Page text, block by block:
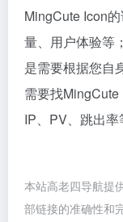
MingCute Icon
量、用户体验等
是需要根据您自
需要找
IP、PV、跳出率
本站高老四导航提
部链接的准确性和